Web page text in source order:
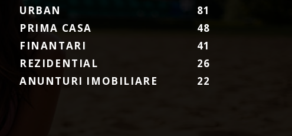
URBAN
81
PRIMA CASA
48
FINANTARI
41
REZIDENTIAL
26
ANUNTURI IMOBILIARE
22